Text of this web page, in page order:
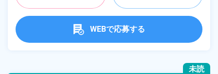
WEBで応募する
未読